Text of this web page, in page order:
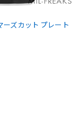
ズカット プレート